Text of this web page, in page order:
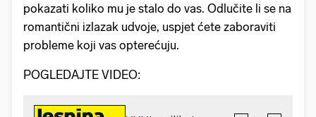
pokazati koliko mu je stalo do vas. Odlučite li se na
romantični izlazak udvoje, uspjet ćete zaboraviti
probleme koji vas opterećuju.
POGLEDAJTE VIDEO: